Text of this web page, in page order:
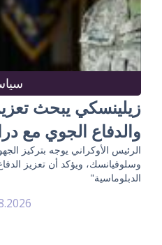
زيلينسكي يبحث
والدفاع الجوي مع
الرئيس الأوكراني يوجه بتركيز
وسلوفيانسك، ويؤكد أن تعزيز
الدبلوماسية"